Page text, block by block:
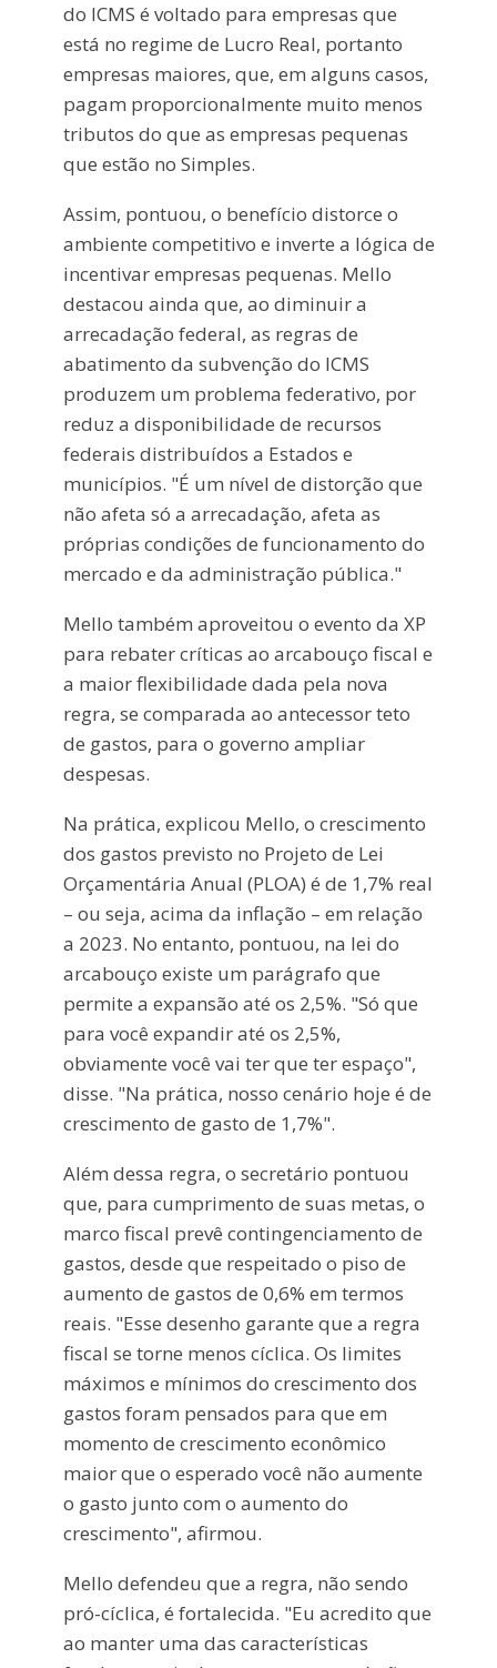
do ICMS é voltado para empresas que
está no regime de Lucro Real, portanto
empresas maiores, que, em alguns casos,
pagam proporcionalmente muito menos
tributos do que as empresas pequenas
que estão no Simples.
Assim, pontuou, o benefício distorce o
ambiente competitivo e inverte a lógica de
incentivar empresas pequenas. Mello
destacou ainda que, ao diminuir a
arrecadação federal, as regras de
abatimento da subvenção do ICMS
produzem um problema federativo, por
reduz a disponibilidade de recursos
federais distribuídos a Estados e
municípios. "É um nível de distorção que
não afeta só a arrecadação, afeta as
próprias condições de funcionamento do
mercado e da administração pública."
Mello também aproveitou o evento da XP
para rebater críticas ao arcabouço fiscal e
a maior flexibilidade dada pela nova
regra, se comparada ao antecessor teto
de gastos, para o governo ampliar
despesas.
Na prática, explicou Mello, o crescimento
dos gastos previsto no Projeto de Lei
Orçamentária Anual (PLOA) é de 1,7% real
– ou seja, acima da inflação – em relação
a 2023. No entanto, pontuou, na lei do
arcabouço existe um parágrafo que
permite a expansão até os 2,5%. "Só que
para você expandir até os 2,5%,
obviamente você vai ter que ter espaço",
disse. "Na prática, nosso cenário hoje é de
crescimento de gasto de 1,7%".
Além dessa regra, o secretário pontuou
que, para cumprimento de suas metas, o
marco fiscal prevê contingenciamento de
gastos, desde que respeitado o piso de
aumento de gastos de 0,6% em termos
reais. "Esse desenho garante que a regra
fiscal se torne menos cíclica. Os limites
máximos e mínimos do crescimento dos
gastos foram pensados para que em
momento de crescimento econômico
maior que o esperado você não aumente
o gasto junto com o aumento do
crescimento", afirmou.
Mello defendeu que a regra, não sendo
pró-cíclica, é fortalecida. "Eu acredito que
ao manter uma das características